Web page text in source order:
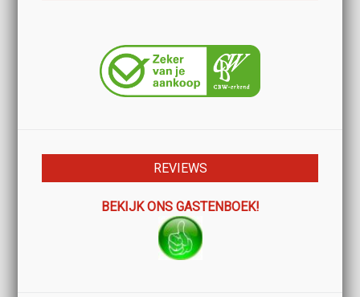
REVIEWS
BEKIJK ONS GASTENBOEK!